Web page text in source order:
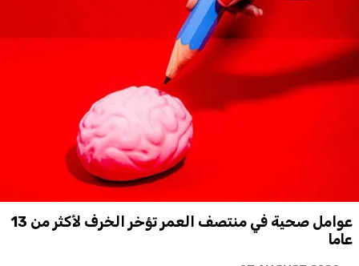
عوامل صحية في منتصف العمر تؤخر الخرف لأكثر من 13
عاما